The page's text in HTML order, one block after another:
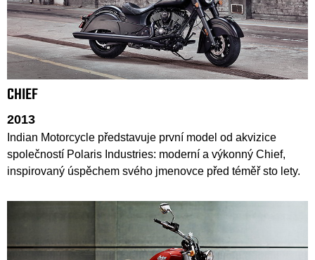
CHIEF
2013
Indian Motorcycle představuje první model od akvizice
společností Polaris Industries: moderní a výkonný Chief,
inspirovaný úspěchem svého jmenovce před téměř sto lety.